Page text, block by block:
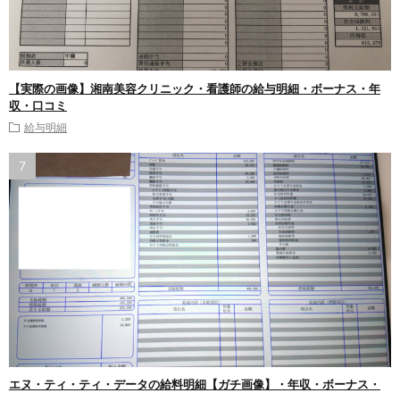
【実際の画像】湘南美容クリニック・看護師の給与明細・ボーナス・年
収・口コミ
給与明細
エヌ・ティ・ティ・データの給料明細【ガチ画像】・年収・ボーナス・